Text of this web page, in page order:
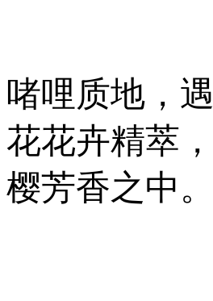
啫哩质地，
花花卉精萃
樱芳香之中。